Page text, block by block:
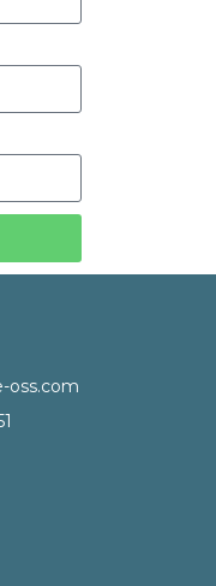
oss.com